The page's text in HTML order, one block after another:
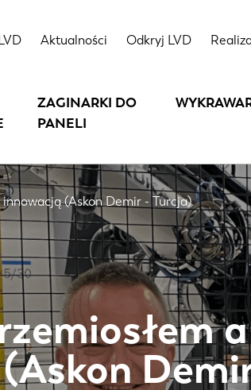
Aktualności Odkryj LVD
ZAGINARKI DO
PANELI
(Askon Demir - Turcja)
a